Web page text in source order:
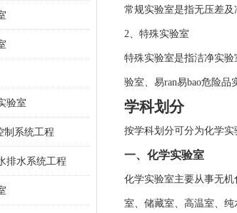
验室
制系统工程
排水系统工程
常规实验室是指无压差及
2、特殊实验室
特殊实验室是指洁净实
验室、易ran易bao危险品
学科划分
按学科划分可分为化学实
一、化学实验室
化学实验室主要从事无
室、储藏室、高温室、纯